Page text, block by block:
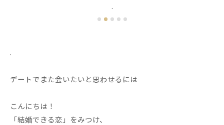
.
.
デートでまた会いたいと思わせるには
こんにちは！
「結婚できる恋」をみつけ、